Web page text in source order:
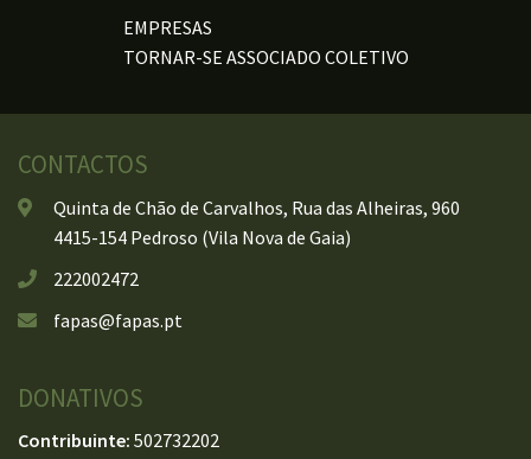
EMPRESAS
TORNAR-SE ASSOCIADO COLETIVO
CONTACTOS
Quinta de Chão de Carvalhos, Rua das Alheiras, 960
4415-154 Pedroso (Vila Nova de Gaia)
222002472
fapas@fapas.pt
DONATIVOS
Contribuinte: 502732202